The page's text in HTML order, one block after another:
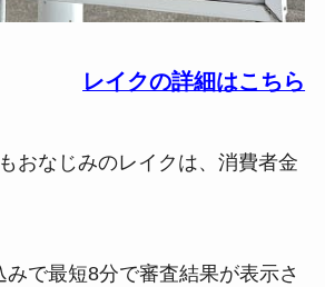
レイクの詳細はこちら
おなじみのレイクは、消費者金
で最短8分で審査結果が表示さ